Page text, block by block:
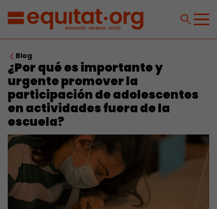
Blog
¿Por qué es importante y
urgente promover la
participación de adolescentes
en actividades fuera de la
escuela?